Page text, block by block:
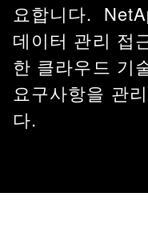
요합니다.
데이터 관리 접
한 클라우드 기
요구사항을 관
다.